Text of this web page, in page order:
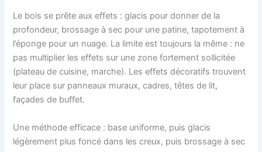
Le bois se prête aux effets : glacis pour donner de la
profondeur, brossage à sec pour une patine, tapotement à
l’éponge pour un nuage. La limite est toujours la même : ne
pas multiplier les effets sur une zone fortement sollicitée
(plateau de cuisine, marche). Les effets décoratifs trouvent
leur place sur panneaux muraux, cadres, têtes de lit,
façades de buffet.
Une méthode efficace : base uniforme, puis glacis
légèrement plus foncé dans les creux, puis brossage à sec